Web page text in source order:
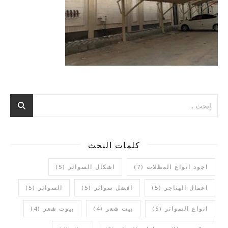
كلمات البحث
اجود انواع المظلات (7) اشكال السواتر (5)
اعمال الهناجر (5) افضل سواتر (5) السواتر (5)
انواع السواتر (5) بيت شعر (4) بيوت شعر (4)